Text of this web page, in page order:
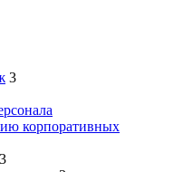
3
корпоративных
3